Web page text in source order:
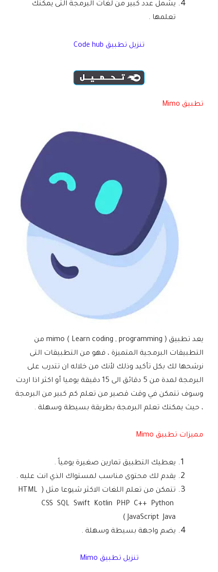
يشمل عدد كبير من لغات البرمجة التى يمكنك
تعلمها .
تنزيل تطبيق Code hub‏
تطبيق Mimo
يعد تطبيق mimo ( Learn coding , programming ) من
التطبيقات البرمجية المتميزة ، فهو من التطبيقات التى
نرشحها لك بكل تأكيد وذلك لأنك من خلاله ان تتدرب على
البرمجة لمدة من 5 دقائق الى 15 دقيقة يوميا أو اكثر اذا اردت
وسوف تتمكن في وقت قصير من تعلم كم كبير من البرمجة
، حيث يمكنك تعلم البرمجة بطريقة بسيطة وسهلة .
مميزات تطبيق Mimo
يعطيك التطبيق تمارين صغيرة يومياً .
يقدم لك محتوى مناسب لمستواك الذي انت عليه .
تتمكن من تعلم اللغات الاكثر شيوعا مثل ( HTML
CSS SQL Swift Kotlin PHP C++ Python
JavaScript Java)
يضم واجهة بسيطة وسهلة .
تنزيل تطبيق Mimo